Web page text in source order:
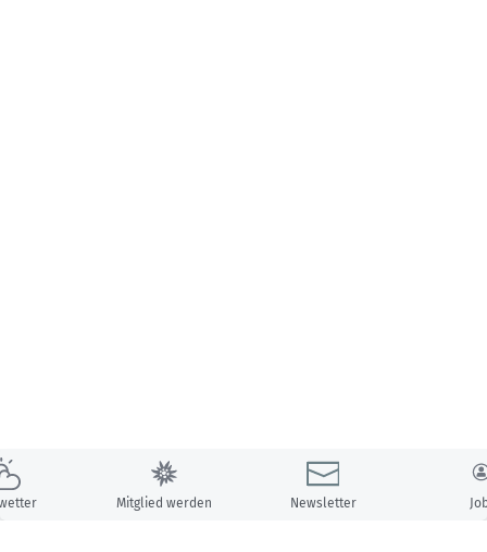
Mitglied werden Newsletter